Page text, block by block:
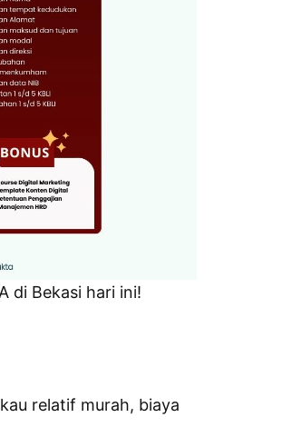
di Bekasi hari ini!
relatif murah, biaya